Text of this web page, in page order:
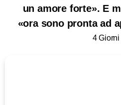
un amore forte». E
«ora sono pronta ad
4 Giorni